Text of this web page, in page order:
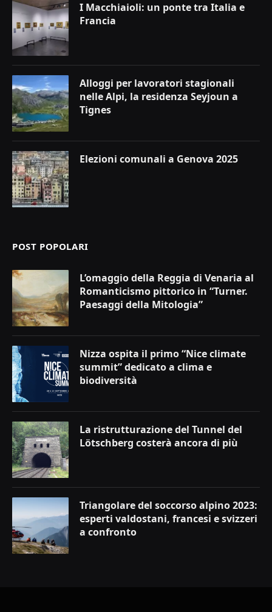
I Macchiaioli: un ponte tra Italia e
Francia
Alloggi per lavoratori stagionali
nelle Alpi, la residenza Seyjoun a
Tignes
Elezioni comunali a Genova 2025
POST POPOLARI
L’omaggio della Reggia di Venaria al
Romanticismo pittorico in “Turner.
Paesaggi della Mitologia”
Nizza ospita il primo “Nice climate
summit” dedicato a clima e
biodiversità
La ristrutturazione del Tunnel del
Lötschberg costerà ancora di più
Triangolare del soccorso alpino 2023:
esperti valdostani, francesi e svizzeri
a confronto